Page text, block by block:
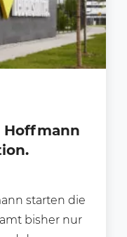
Hoffmann
starten die
bisher nur